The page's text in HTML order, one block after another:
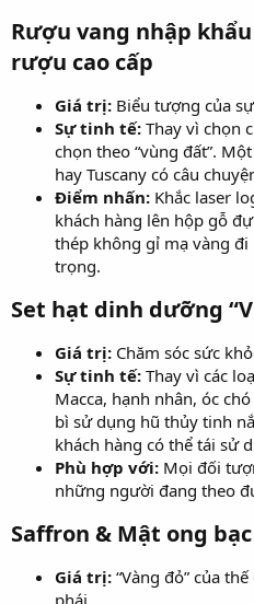
Rượu vang nhập
rượu cao cấp​
Giá trị: Biểu tượng của
Sự tinh tế: Thay vì chọn
chọn theo “vùng đất”.
hay Tuscany có câu
Điểm nhấn: Khắc laser
khách hàng lên hộp gỗ
thép không gỉ mạ vàng đi
trọng.
Set hạt dinh dưỡng
Giá trị: Chăm sóc sức
Sự tinh tế: Thay vì các
Macca, hạnh nhân, óc
bì sử dụng hũ thủy tinh
khách hàng có thể tái sử
Phù hợp với: Mọi đối
những người đang theo
Saffron & Mật ong
Giá trị: “Vàng đỏ” của
phái.